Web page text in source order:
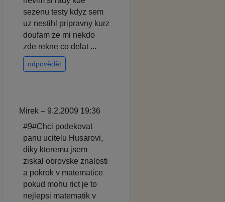
sezenu testy kdyz sem
uz nestihl pripravny kurz
doufam ze mi nekdo
zde rekne co delat ...
odpovědět
Mirek – 9.2.2009 19:36
#9#Chci podekovat
panu ucitelu Husarovi,
diky kteremu jsem
ziskal obrovske znalosti
a pokrok v matematice
pokud mohu rict je to
nejlepsi matematik v